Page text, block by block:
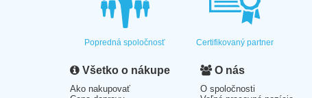
Popredná spoločnosť Certifikovaný partner
Všetko o nákupe
Ako nakupovať
O nás
O spoločnosti